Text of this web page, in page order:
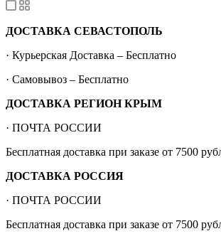
ДОСТАВКА СЕВАСТОПОЛЬ
· Курьерская Доставка – Бесплатно
· Самовывоз – Бесплатно
ДОСТАВКА РЕГИОН КРЫМ
· ПОЧТА РОССИИ
Бесплатная доставка при заказе от 7500
ДОСТАВКА РОССИЯ
· ПОЧТА РОССИИ
Бесплатная доставка при заказе от 7500